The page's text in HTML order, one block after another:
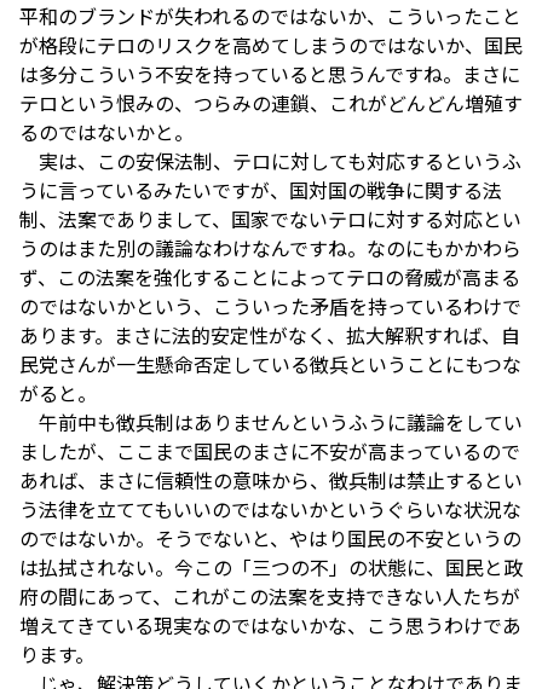
平和のブランドが失われるのではないか、こういったこと
が格段にテロのリスクを高めてしまうのではないか、国民
は多分こういう不安を持っていると思うんですね。まさに
テロという恨みの、つらみの連鎖、これがどんどん増殖す
るのではないかと。
実は、この安保法制、テロに対しても対応するというふ
うに言っているみたいですが、国対国の戦争に関する法
制、法案でありまして、国家でないテロに対する対応とい
うのはまた別の議論なわけなんですね。なのにもかかわら
ず、この法案を強化することによってテロの脅威が高まる
のではないかという、こういった矛盾を持っているわけで
あります。まさに法的安定性がなく、拡大解釈すれば、自
民党さんが一生懸命否定している徴兵ということにもつな
がると。
午前中も徴兵制はありませんというふうに議論をしてい
ましたが、ここまで国民のまさに不安が高まっているので
あれば、まさに信頼性の意味から、徴兵制は禁止するとい
う法律を立ててもいいのではないかというぐらいな状況な
のではないか。そうでないと、やはり国民の不安というの
は払拭されない。今この「三つの不」の状態に、国民と政
府の間にあって、これがこの法案を支持できない人たちが
増えてきている現実なのではないかな、こう思うわけであ
ります。